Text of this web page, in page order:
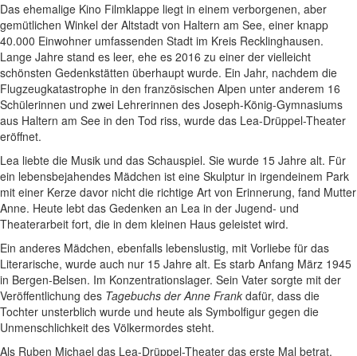
Das ehemalige Kino Filmklappe liegt in einem verborgenen, aber
gemütlichen Winkel der Altstadt von Haltern am See, einer knapp
40.000 Einwohner umfassenden Stadt im Kreis Recklinghausen.
Lange Jahre stand es leer, ehe es 2016 zu einer der vielleicht
schönsten Gedenkstätten überhaupt wurde. Ein Jahr, nachdem die
Flugzeugkatastrophe in den französischen Alpen unter anderem 16
Schülerinnen und zwei Lehrerinnen des Joseph-König-Gymnasiums
aus Haltern am See in den Tod riss, wurde das Lea-Drüppel-Theater
eröffnet.
Lea liebte die Musik und das Schauspiel. Sie wurde 15 Jahre alt. Für
ein lebensbejahendes Mädchen ist eine Skulptur in irgendeinem Park
mit einer Kerze davor nicht die richtige Art von Erinnerung, fand Mutter
Anne. Heute lebt das Gedenken an Lea in der Jugend- und
Theaterarbeit fort, die in dem kleinen Haus geleistet wird.
Ein anderes Mädchen, ebenfalls lebenslustig, mit Vorliebe für das
Literarische, wurde auch nur 15 Jahre alt. Es starb Anfang März 1945
in Bergen-Belsen. Im Konzentrationslager. Sein Vater sorgte mit der
Veröffentlichung des Tagebuchs der Anne Frank dafür, dass die
Tochter unsterblich wurde und heute als Symbolfigur gegen die
Unmenschlichkeit des Völkermordes steht.
Als Ruben Michael das Lea-Drüppel-Theater das erste Mal betrat,